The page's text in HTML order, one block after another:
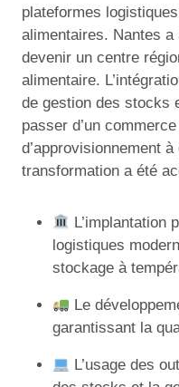
plateformes
alimentaires. Nantes
devenir un centre
alimentaire.
de gestion des stocks
passer d’un
d’approvisionnement
transformation a été
L’implantation
logistiques
stockage à
Le
garantissant la
L’usage des